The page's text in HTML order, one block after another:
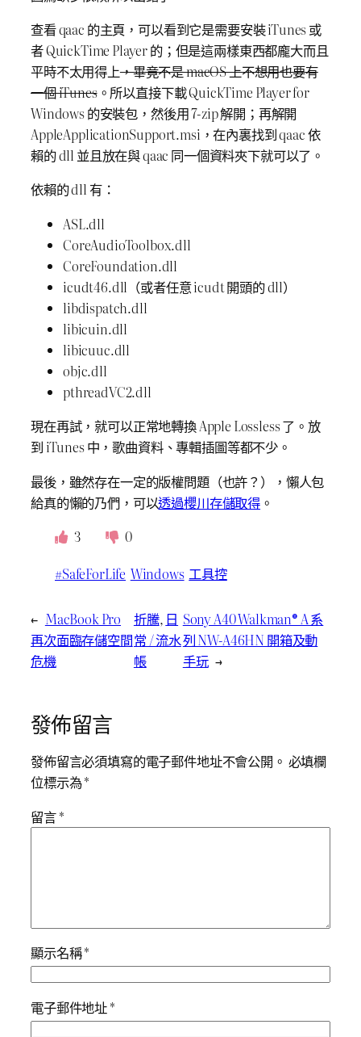
查看 qaac 的主頁，可以看到它是需要安裝 iTunes 或
者 QuickTime Player 的；但是這兩樣東西都龐大而且
平時不太用得上，畢竟不是 macOS 上不想用也要有
一個 iTunes。所以直接下載 QuickTime Player for
Windows 的安裝包，然後用 7-zip 解開；再解開
AppleApplicationSupport.msi，在內裏找到 qaac 依
賴的 dll 並且放在與 qaac 同一個資料夾下就可以了。
依賴的 dll 有：
ASL.dll
CoreAudioToolbox.dll
CoreFoundation.dll
icudt46.dll（或者任意 icudt 開頭的 dll）
libdispatch.dll
libicuin.dll
libicuuc.dll
objc.dll
pthreadVC2.dll
現在再試，就可以正常地轉換 Apple Lossless 了。放
到 iTunes 中，歌曲資料、專輯插圖等都不少。
最後，雖然存在一定的版權問題（也許？），懶人包
給真的懶的乃們，可以透過櫻川存儲取得 。
3
0
#SafeForLife Windows 工具控
← MacBook Pro
再次面臨存儲空間
危機
折騰, 日
常 / 流水
帳
Sony A40 Walkman® A 系
列 NW-A46HN 開箱及動
手玩 →
發佈留言
發佈留言必須填寫的電子郵件地址不會公開。 必填欄
位標示為*
留言*
顯示名稱*
電子郵件地址*